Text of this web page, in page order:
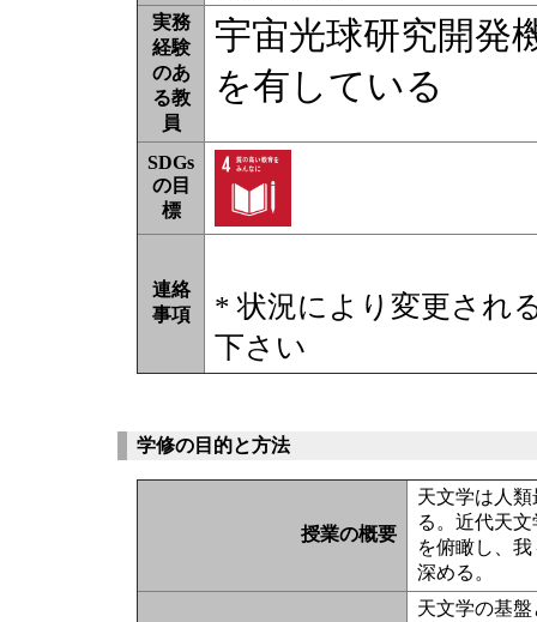
実務
経験
のあ
る教
員
宇宙光球研究開発
を有している
SDGs
の目
標
連絡
事項
* 状況により変更され
下さい
学修の目的と方法
授業の概要
天文学は人
る。近代天
を俯瞰し、
深める。
天文学の基